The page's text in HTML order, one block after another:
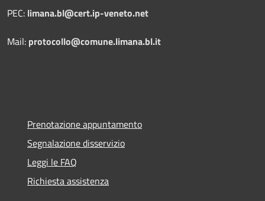
PEC: limana.bl@cert.ip-veneto.net
Mail: protocollo@comune.limana.bl.it
Prenotazione appuntamento
Segnalazione disservizio
Leggi le FAQ
Richiesta assistenza